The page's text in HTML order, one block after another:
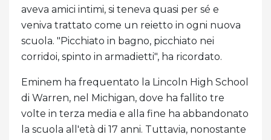
aveva amici intimi, si teneva quasi per sé e
veniva trattato come un reietto in ogni nuova
scuola. "Picchiato in bagno, picchiato nei
corridoi, spinto in armadietti", ha ricordato.
Eminem ha frequentato la Lincoln High School
di Warren, nel Michigan, dove ha fallito tre
volte in terza media e alla fine ha abbandonato
la scuola all'età di 17 anni. Tuttavia, nonostante